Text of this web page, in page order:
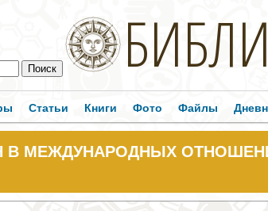
Статьи Книги Фото Файлы
В МЕЖДУНАРОДНЫХ